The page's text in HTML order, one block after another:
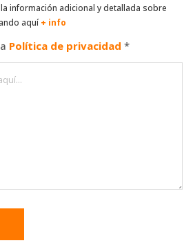
información adicional y detallada sobre
aquí + info
Política de privacidad *